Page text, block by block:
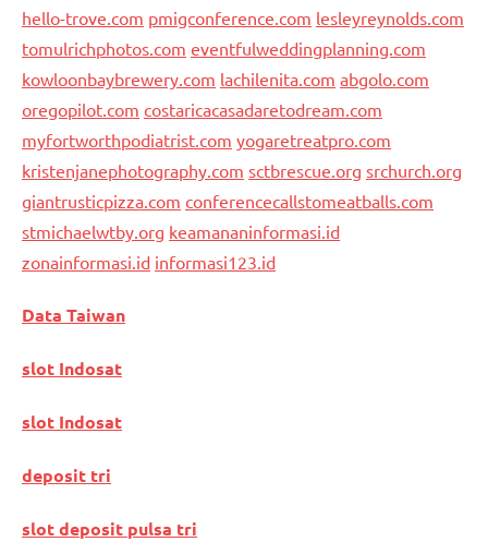
hello-trove.com pmigconference.com lesleyreynolds.com
tomulrichphotos.com eventfulweddingplanning.com
kowloonbaybrewery.com lachilenita.com abgolo.com
oregopilot.com costaricacasadaretodream.com
myfortworthpodiatrist.com yogaretreatpro.com
kristenjanephotography.com sctbrescue.org srchurch.org
giantrusticpizza.com conferencecallstomeatballs.com
stmichaelwtby.org keamananinformasi.id
zonainformasi.id informasi123.id
Data Taiwan
slot Indosat
slot Indosat
deposit tri
slot deposit pulsa tri